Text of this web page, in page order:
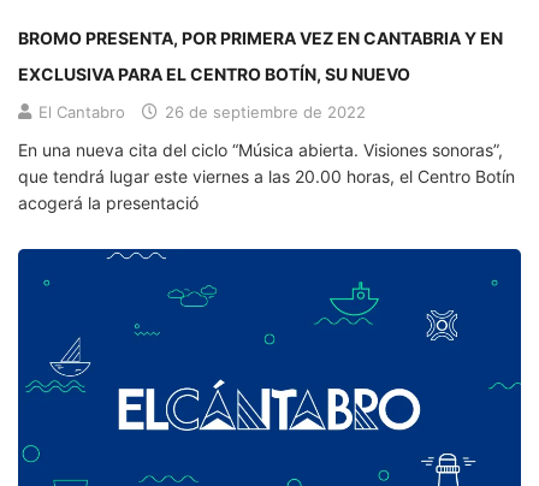
BROMO PRESENTA, POR PRIMERA VEZ EN CANTABRIA Y EN
EXCLUSIVA PARA EL CENTRO BOTÍN, SU NUEVO
El Cantabro 26 de septiembre de 2022
En una nueva cita del ciclo “Música abierta. Visiones sonoras”,
que tendrá lugar este viernes a las 20.00 horas, el Centro Botín
acogerá la presentació